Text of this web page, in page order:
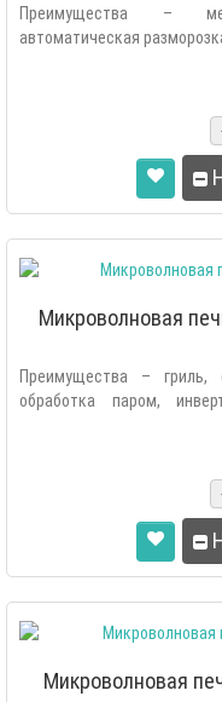
Преимущества –
автоматическая
дизайн, интуитивно
Микроволновая
Преимущества – гриль,
обработка паром,
Микроволновая